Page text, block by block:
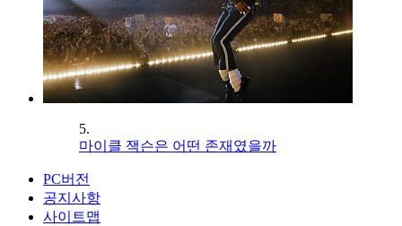
5.
마이클 잭슨은 어떤 존재였을까
PC버전
공지사항
사이트맵